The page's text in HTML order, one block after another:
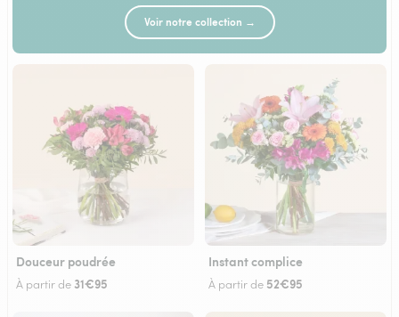
Voir notre collection →
Douceur poudrée
À partir de 31€95
Instant complice
À partir de 52€95